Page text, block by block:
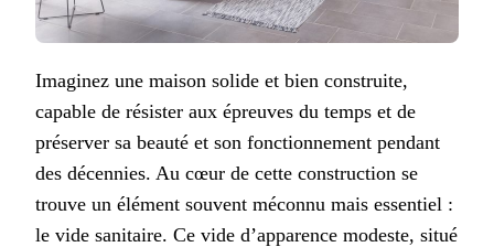
Imaginez une maison solide et bien construite,
capable de résister aux épreuves du temps et de
préserver sa beauté et son fonctionnement pendant
des décennies. Au cœur de cette construction se
trouve un élément souvent méconnu mais essentiel :
le vide sanitaire. Ce vide d’apparence modeste, situé